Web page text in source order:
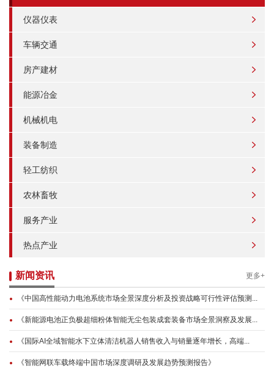
仪器仪表
车辆交通
房产建材
能源冶金
机械机电
装备制造
轻工纺织
农林畜牧
服务产业
热点产业
新闻资讯 更多+
《中国高性能动力电池系统市场全景深度分析及投资战略可行性评估预测...
《新能源电池正负极超细粉体智能无尘包装成套装备市场全景洞察及发展...
《国际AI全域智能水下立体清洁机器人销售收入与销量逐年增长，高端...
《智能网联车载终端中国市场深度调研及发展趋势预测报告》